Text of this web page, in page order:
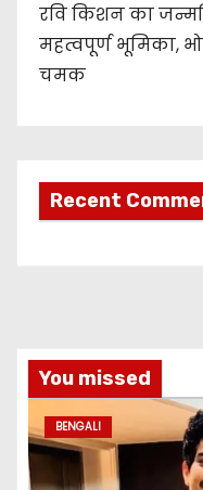
रवि किशन का
महत्वपूर्ण भूमिका,
चमक
Recent
You missed
BENGALI